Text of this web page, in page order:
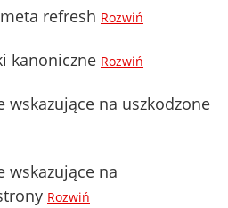
refresh Rozwiń
kanoniczne Rozwiń
wskazujące na uszkodzone
wskazujące na
Rozwiń